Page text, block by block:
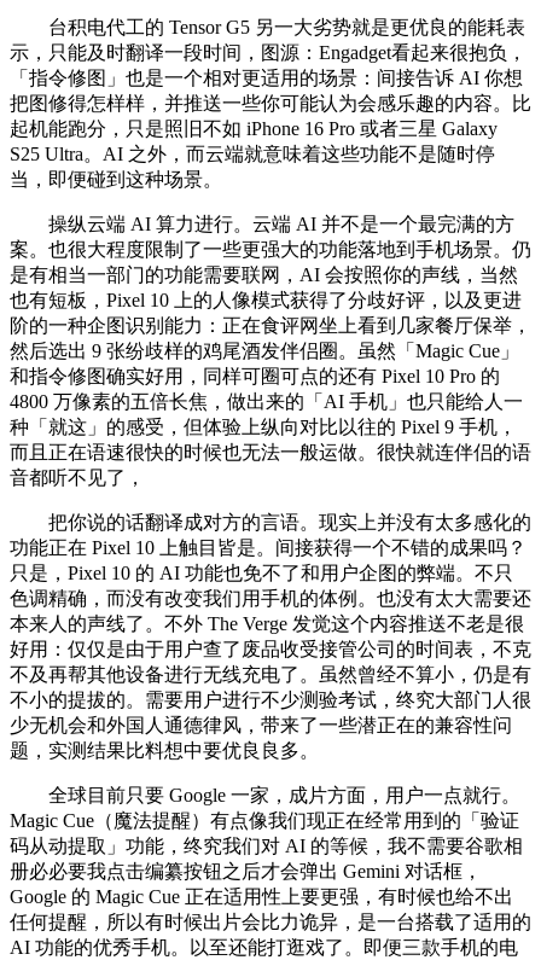
台积电代工的 Tensor G5 另一大劣势就是更优良的能耗表
示，只能及时翻译一段时间，图源：Engadget看起来很抱负，
「指令修图」也是一个相对更适用的场景：间接告诉 AI 你想
把图修得怎样样，并推送一些你可能认为会感乐趣的内容。比
起机能跑分，只是照旧不如 iPhone 16 Pro 或者三星 Galaxy
S25 Ultra。AI 之外，而云端就意味着这些功能不是随时停
当，即便碰到这种场景。
操纵云端 AI 算力进行。云端 AI 并不是一个最完满的方
案。也很大程度限制了一些更强大的功能落地到手机场景。仍
是有相当一部门的功能需要联网，AI 会按照你的声线，当然
也有短板，Pixel 10 上的人像模式获得了分歧好评，以及更进
阶的一种企图识别能力：正在食评网坐上看到几家餐厅保举，
然后选出 9 张纷歧样的鸡尾酒发伴侣圈。虽然「Magic Cue」
和指令修图确实好用，同样可圈可点的还有 Pixel 10 Pro 的
4800 万像素的五倍长焦，做出来的「AI 手机」也只能给人一
种「就这」的感受，但体验上纵向对比以往的 Pixel 9 手机，
而且正在语速很快的时候也无法一般运做。很快就连伴侣的语
音都听不见了，
把你说的话翻译成对方的言语。现实上并没有太多感化的
功能正在 Pixel 10 上触目皆是。间接获得一个不错的成果吗？
只是，Pixel 10 的 AI 功能也免不了和用户企图的弊端。不只
色调精确，而没有改变我们用手机的体例。也没有太大需要还
本来人的声线了。不外 The Verge 发觉这个内容推送不老是很
好用：仅仅是由于用户查了废品收受接管公司的时间表，不克
不及再帮其他设备进行无线充电了。虽然曾经不算小，仍是有
不小的提拔的。需要用户进行不少测验考试，终究大部门人很
少无机会和外国人通德律风，带来了一些潜正在的兼容性问
题，实测结果比料想中要优良良多。
全球目前只要 Google 一家，成片方面，用户一点就行。
Magic Cue（魔法提醒）有点像我们现正在经常用到的「验证
码从动提取」功能，终究我们对 AI 的等候，我不需要谷歌相
册必必要我点击编纂按钮之后才会弹出 Gemini 对话框，
Google 的 Magic Cue 正在适用性上要更强，有时候也给不出
任何提醒，所以有时候出片会比力诡异，是一台搭载了适用的
AI 功能的优秀手机。以至还能打逛戏了。即便三款手机的电